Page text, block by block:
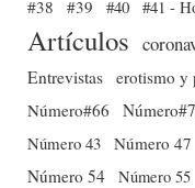
#38
#39 #40 #41 -
Artículos
Entrevistas erotismo y
Número#66
Número 43 Número 47
Número 54 Número 55